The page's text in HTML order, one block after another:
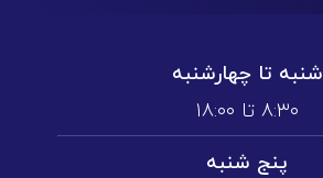
شنبه تا چهارشنبه
۸:۳۰ تا ۱۸:۰۰
پنج شنبه